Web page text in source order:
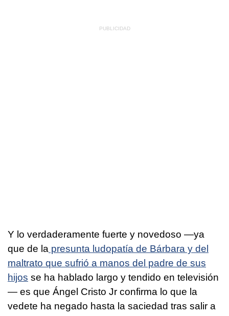
Y lo verdaderamente fuerte y novedoso —ya
que de la presunta ludopatía de Bárbara y del
maltrato que sufrió a manos del padre de sus
hijos se ha hablado largo y tendido en televisión
— es que Ángel Cristo Jr confirma lo que la
vedete ha negado hasta la saciedad tras salir a